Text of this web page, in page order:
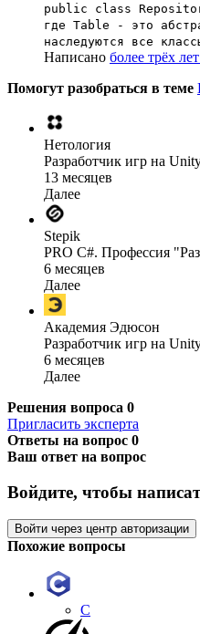
public class
где Table - это
наследуются все
Написано более трёх
Помогут разобраться в теме
Нетология
Разработчик игр на
13 месяцев
Далее
Stepik
PRO C#. Профессия
6 месяцев
Далее
Академия Эдюсон
Разработчик игр на
6 месяцев
Далее
Решения вопроса 0
Пригласить эксперта
Ответы на вопрос 0
Ваш ответ на вопрос
Войдите, чтобы
Войти через центр авторизации
Похожие вопросы
C